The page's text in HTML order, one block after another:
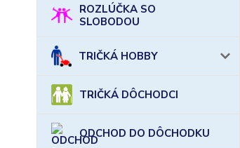
ROZLÚČKA SO
SLOBODOU
TRIČKÁ HOBBY
TRIČKÁ DÔCHODCI
ODCHOD DO DÔCHODKU